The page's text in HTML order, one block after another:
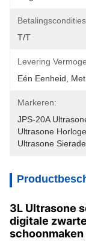
T/T
Levering
Eén Eenheid,
Markeren:
JPS-20A
Ultrasone
Ultrasone
3L Ultrasone
digitale